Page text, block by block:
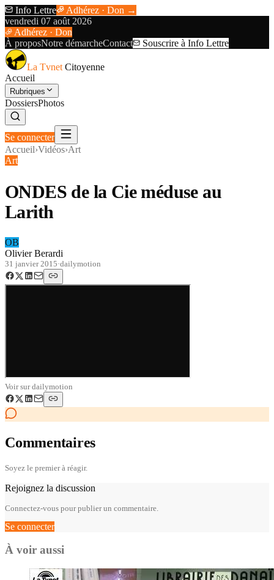
Info Lettre
Adhérez · Don →
vendredi 07 août 2026
Adhérez · Don
À proposNotre démarcheContact Souscrire à Info Lettre
La Tvnet Citoyenne
Accueil
Rubriques
DossiersPhotos
Se connecter
Accueil›Vidéos›Art
Art
ONDES de la Cie méduse au
Larith
OB
Olivier Berardi
31 janvier 2015·dailymotion
Voir surdailymotion
Commentaires
Soyez le premier à réagir.
Rejoignez la discussion
Connectez-vous pour publier un commentaire.
Se connecter
À voir aussi